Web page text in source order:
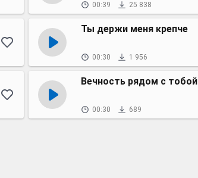
00:39 25 838
Ты держи меня крепче
00:30 1 956
Вечность рядом с тобой
00:30 689